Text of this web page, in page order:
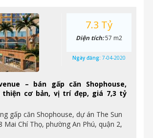
– bán gấp căn Shophouse,
thiện cơ bản, vị trí đẹp, giá 7,3 tỷ
gấp căn Shophouse, dự án The Sun
Mai Chí Thọ, phường An Phú, quận 2,
7.3 Tỷ
Diện tích:57 m2
Ngày đăng: 7-04-2020